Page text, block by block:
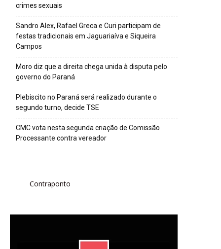
crimes sexuais
Sandro Alex, Rafael Greca e Curi participam de
festas tradicionais em Jaguariaíva e Siqueira
Campos
Moro diz que a direita chega unida à disputa pelo
governo do Paraná
Plebiscito no Paraná será realizado durante o
segundo turno, decide TSE
CMC vota nesta segunda criação de Comissão
Processante contra vereador
Contraponto